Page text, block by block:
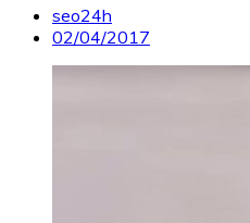
seo24h
02/04/2017